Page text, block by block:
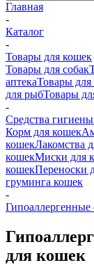
Главная
-
Каталог
-
Товары для кошек
Товары для собак
аптекаТовары для
для рыбТовары
-
Средства
Корм для кошек
кошекЛакомства
кошекМиски для
кошекПереноски
груминга кошек
-
Гипоаллергенные
для кошек